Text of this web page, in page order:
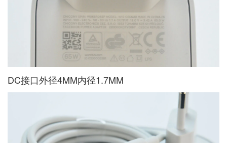
DC接口外径4MM内径1.7MM